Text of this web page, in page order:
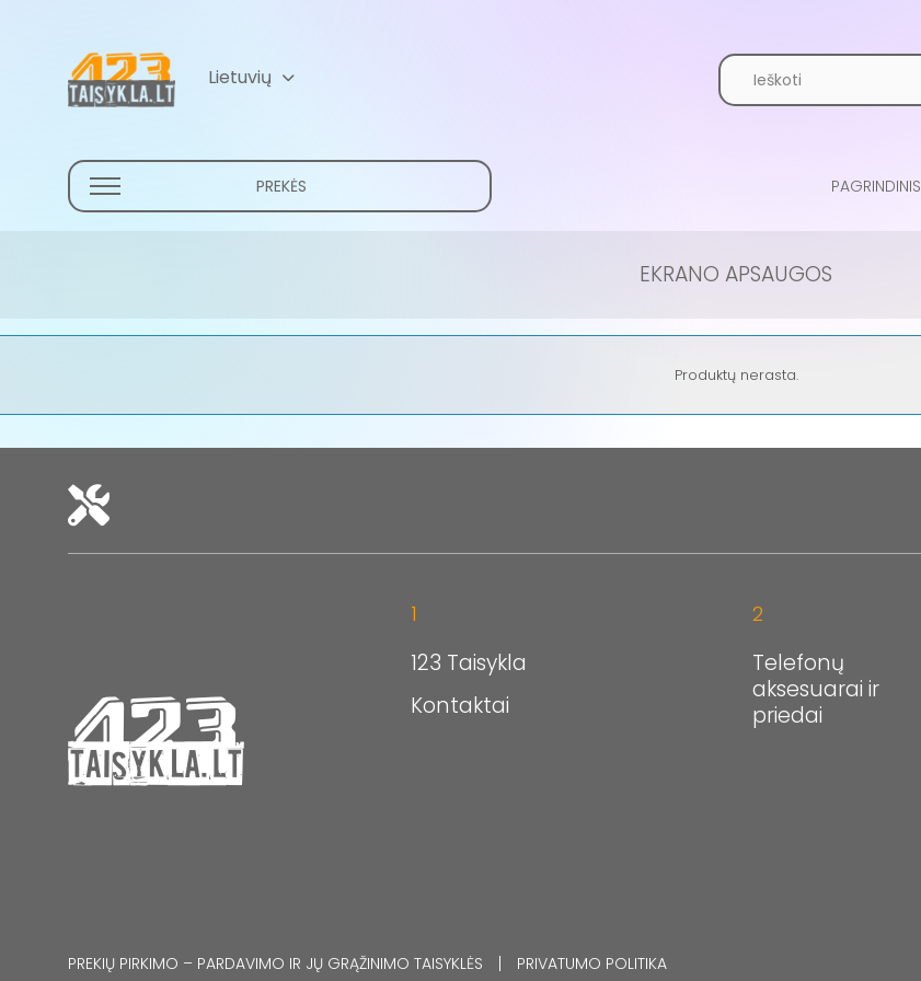
Lietuvių
PREKĖS PAGRINDINIS
EKRANO APSAUGOS
Produktų nerasta.
1
123 Taisykla
Kontaktai
2
Telefonų
aksesuarai ir
priedai
PREKIŲ PIRKIMO – PARDAVIMO IR JŲ GRĄŽINIMO TAISYKLĖS PRIVATUMO POLITIKA